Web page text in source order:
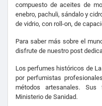
compuesto de aceites de
enebro, pachuli, sándalo y
de vidrio, con roll-on, de
Para saber más sobre el
disfrute de nuestro post
Los perfumes históricos de
por perfumistas
métodos artesanales.
Ministerio de Sanidad.